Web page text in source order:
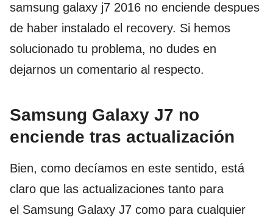
samsung galaxy j7 2016 no enciende despues
de haber instalado el recovery. Si hemos
solucionado tu problema, no dudes en
dejarnos un comentario al respecto.
Samsung Galaxy J7 no
enciende tras actualización
Bien, como decíamos en este sentido, está
claro que las actualizaciones tanto para
el Samsung Galaxy J7 como para cualquier